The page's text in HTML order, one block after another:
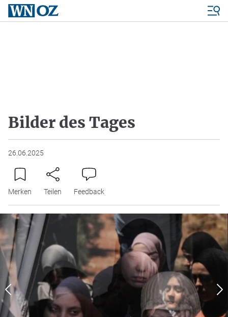
Bilder des Tages
26.06.2025
Merken Teilen Feedback